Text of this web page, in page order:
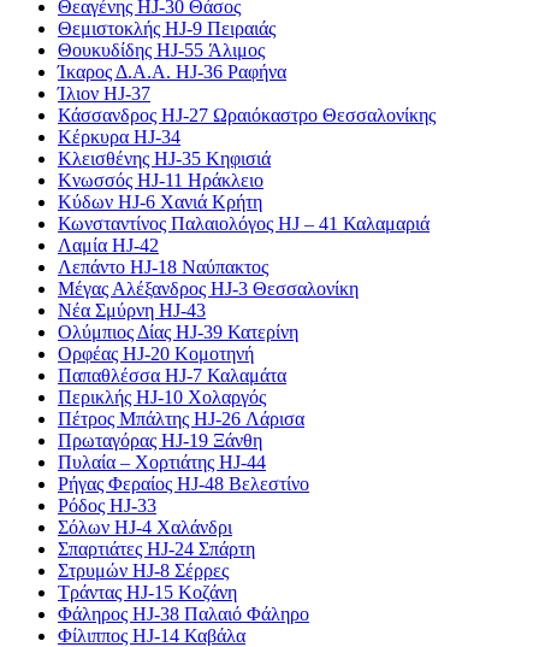
Θεαγένης HJ-30 Θάσος
Θεμιστοκλής HJ-9 Πειραιάς
Θουκυδίδης HJ-55 Άλιμος
Ίκαρος Δ.Α.Α. HJ-36 Ραφήνα
Ίλιον HJ-37
Κάσσανδρος HJ-27 Ωραιόκαστρο Θεσσαλονίκης
Κέρκυρα HJ-34
Κλεισθένης HJ-35 Κηφισιά
Κνωσσός HJ-11 Ηράκλειο
Κύδων HJ-6 Χανιά Κρήτη
Κωνσταντίνος Παλαιολόγος HJ – 41 Καλαμαριά
Λαμία HJ-42
Λεπάντο HJ-18 Ναύπακτος
Μέγας Αλέξανδρος HJ-3 Θεσσαλονίκη
Νέα Σμύρνη HJ-43
Ολύμπιος Δίας HJ-39 Κατερίνη
Ορφέας HJ-20 Κομοτηνή
Παπαθλέσσα HJ-7 Καλαμάτα
Περικλής HJ-10 Χολαργός
Πέτρος Μπάλτης HJ-26 Λάρισα
Πρωταγόρας HJ-19 Ξάνθη
Πυλαία – Χορτιάτης HJ-44
Ρήγας Φεραίος HJ-48 Βελεστίνο
Ρόδος HJ-33
Σόλων HJ-4 Χαλάνδρι
Σπαρτιάτες HJ-24 Σπάρτη
Στρυμών HJ-8 Σέρρες
Τράντας HJ-15 Κοζάνη
Φάληρος HJ-38 Παλαιό Φάληρο
Φίλιππος HJ-14 Καβάλα